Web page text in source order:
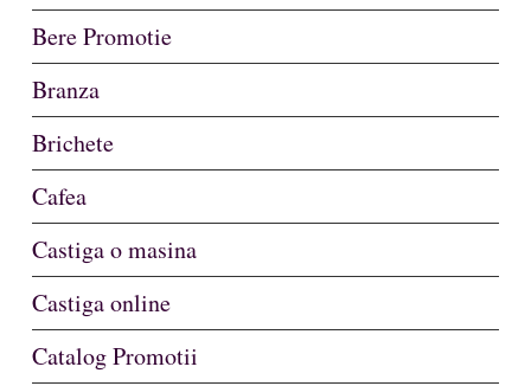
Bere Promotie
Branza
Brichete
Cafea
Castiga o masina
Castiga online
Catalog Promotii